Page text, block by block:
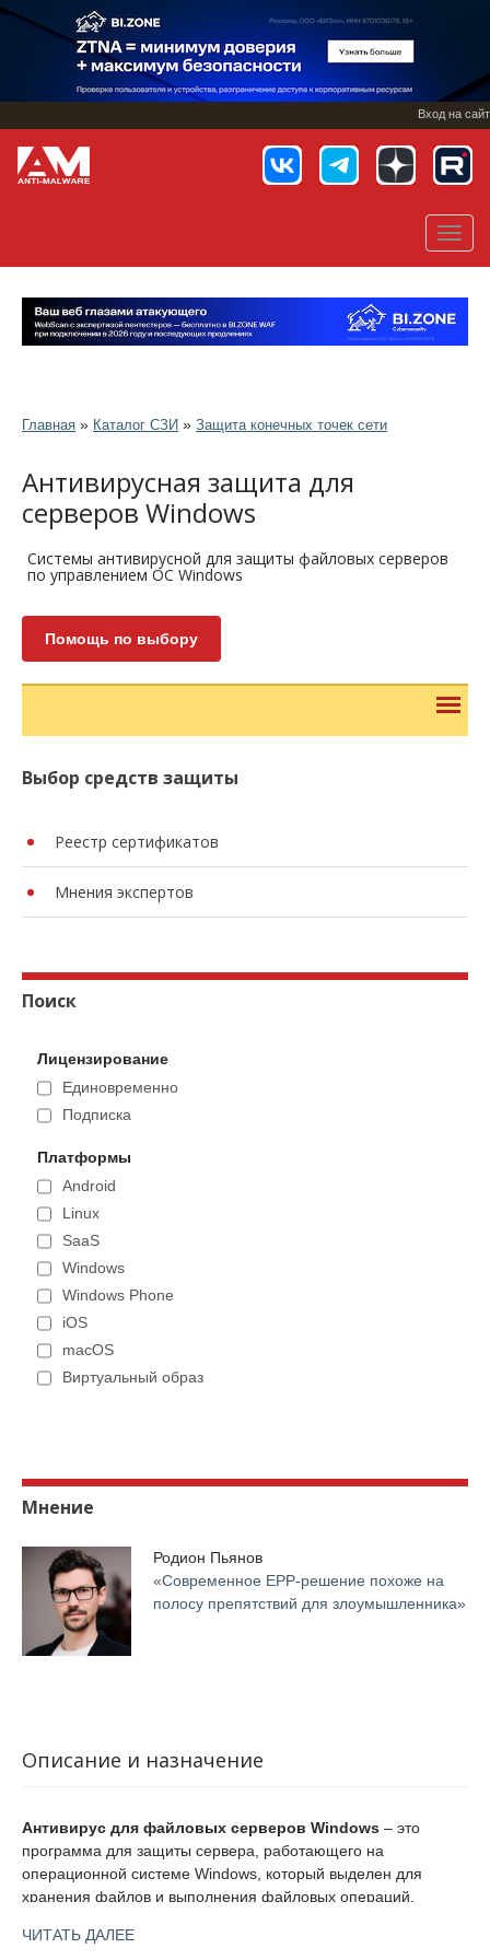
Перейти
основному
Вход на сайт
Главная » Каталог СЗИ » Защита конечных точек сети
Антивирусная защита для
серверов Windows
Системы антивирусной для защиты файловых серверов
по управлением ОС Windows
Помощь по выбору
Выбор средств защиты
Реестр сертификатов
Мнения экспертов
Поиск
Лицензирование
Единовременно
Подписка
Платформы
Android
Linux
SaaS
Windows
Windows Phone
iOS
macOS
Виртуальный образ
Мнение
Родион Пьянов
«Современное EPP-решение похоже на
полосу препятствий для злоумышленника»
Описание и назначение
Антивирус для файловых серверов Windows – это
программа для защиты сервера, работающего на
операционной системе Windows, который выделен для
хранения файлов и выполнения файловых операций.
Антивирусные продукты эффективно защищают файловые
ЧИТАТЬ ДАЛЕЕ